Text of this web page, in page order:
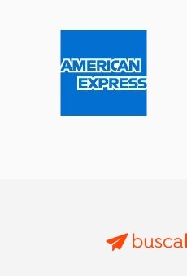
50%
$ 70.16